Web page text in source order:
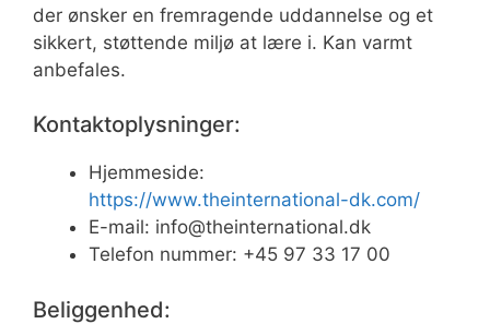
der ønsker en fremragende uddannelse og et
sikkert, støttende miljø at lære i. Kan varmt
anbefales.
Kontaktoplysninger:
Hjemmeside:
https://www.theinternational-dk.com/
E-mail: info@theinternational.dk
Telefon nummer: +45 97 33 17 00
Beliggenhed: